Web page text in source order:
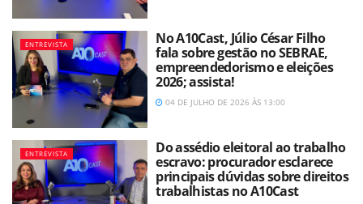
ENTREVISTA
No A10Cast, Júlio César Filho
fala sobre gestão no SEBRAE,
empreendedorismo e eleições
2026; assista!
04 DE JULHO DE 2026 ÀS 13:00
ENTREVISTA
Do assédio eleitoral ao trabalho
escravo: procurador esclarece
principais dúvidas sobre direitos
trabalhistas no A10Cast